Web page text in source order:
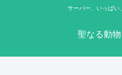
サーバー、いっぱい
聖なる動